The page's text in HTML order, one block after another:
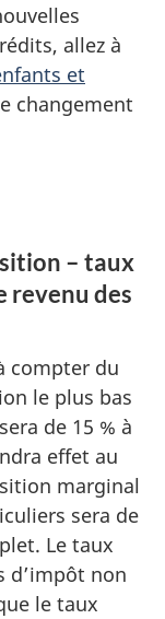
allez à
et
changement
– taux
revenu des
compter du
le plus bas
de 15 % à
effet au
marginal
sera de
Le taux
d’impôt non
le taux